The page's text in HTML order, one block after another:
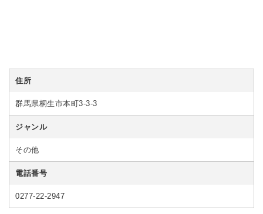
住所
群馬県桐生市本町3-3-3
ジャンル
その他
電話番号
0277-22-2947